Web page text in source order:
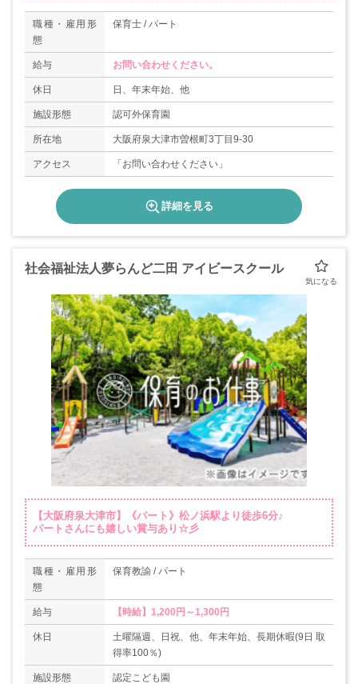
職種・雇用形
態
保育士 / パート
給与 お問い合わせください。
休日 日、年末年始、他
施設形態 認可外保育園
所在地 大阪府泉大津市曽根町3丁目9-30
アクセス 「お問い合わせください」
詳細を見る
社会福祉法人夢らんど二田 アイビースクール
【大阪府泉大津市】《パート》松ノ浜駅より徒歩6分♪
パートさんにも嬉しい賞与あり☆彡
職種・雇用形
態
保育教諭 / パート
給与 【時給】1,200円～1,300円
休日
土曜隔週、日祝、他、年末年始、長期休暇(9日 取
得率100％)
施設形態 認定こども園